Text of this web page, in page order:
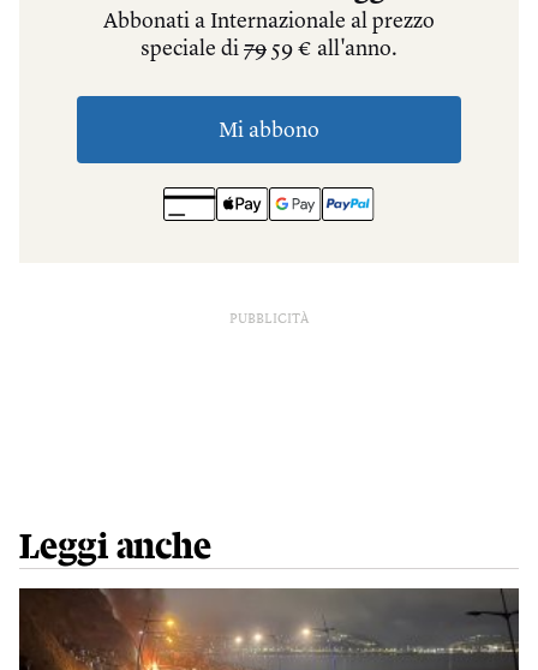
PUBBLICITÀ
Leggi anche